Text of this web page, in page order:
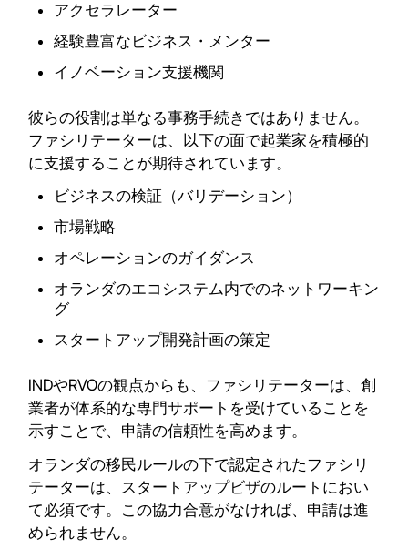
アクセラレーター
経験豊富なビジネス・メンター
イノベーション支援機関
彼らの役割は単なる事務手続きではありません。
ファシリテーターは、以下の面で起業家を積極的
に支援することが期待されています。
ビジネスの検証（バリデーション）
市場戦略
オペレーションのガイダンス
オランダのエコシステム内でのネットワーキン
グ
スタートアップ開発計画の策定
INDやRVOの観点からも、ファシリテーターは、創
業者が体系的な専門サポートを受けていることを
示すことで、申請の信頼性を高めます。
オランダの移民ルールの下で認定されたファシリ
テーターは、スタートアップビザのルートにおい
て必須です。この協力合意がなければ、申請は進
められません。